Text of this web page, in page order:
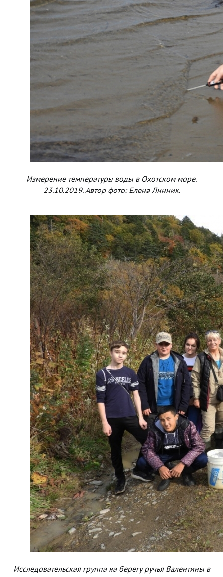
Измерение температуры воды в Охотском море.
23.10.2019. Автор фото: Елена Линник.
Исследовательская группа на берегу ручья Валентины в